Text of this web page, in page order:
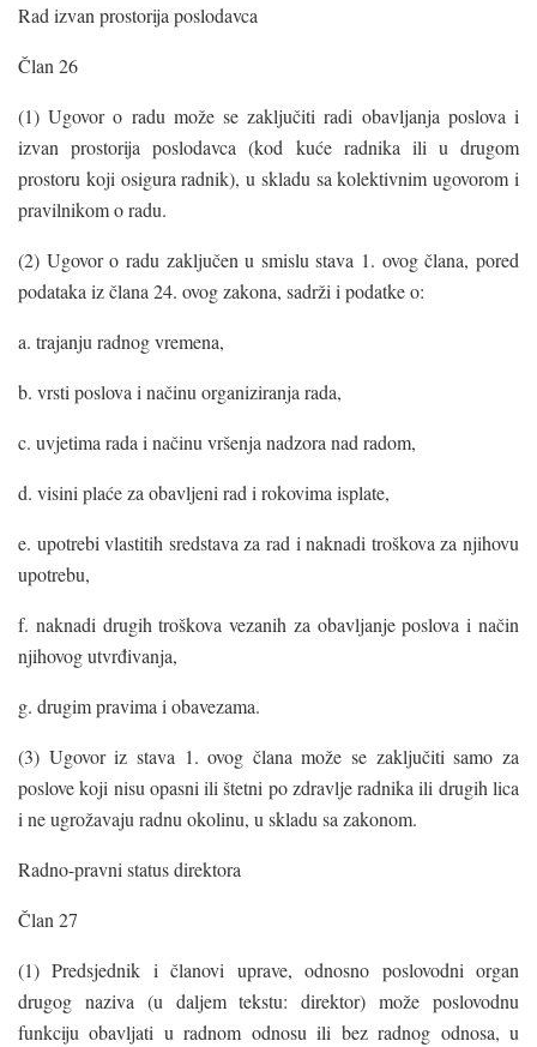
Rad izvan prostorija poslodavca
Član 26
(1) Ugovor o radu može se zaključiti radi obavljanja poslova i
izvan prostorija poslodavca (kod kuće radnika ili u drugom
prostoru koji osigura radnik), u skladu sa kolektivnim ugovorom i
pravilnikom o radu.
(2) Ugovor o radu zaključen u smislu stava 1. ovog člana, pored
podataka iz člana 24. ovog zakona, sadrži i podatke o:
a. trajanju radnog vremena,
b. vrsti poslova i načinu organiziranja rada,
c. uvjetima rada i načinu vršenja nadzora nad radom,
d. visini plaće za obavljeni rad i rokovima isplate,
e. upotrebi vlastitih sredstava za rad i naknadi troškova za njihovu
upotrebu,
f. naknadi drugih troškova vezanih za obavljanje poslova i način
njihovog utvrđivanja,
g. drugim pravima i obavezama.
(3) Ugovor iz stava 1. ovog člana može se zaključiti samo za
poslove koji nisu opasni ili štetni po zdravlje radnika ili drugih lica
i ne ugrožavaju radnu okolinu, u skladu sa zakonom.
Radno-pravni status direktora
Član 27
(1) Predsjednik i članovi uprave, odnosno poslovodni organ
drugog naziva (u daljem tekstu: direktor) može poslovodnu
funkciju obavljati u radnom odnosu ili bez radnog odnosa, u